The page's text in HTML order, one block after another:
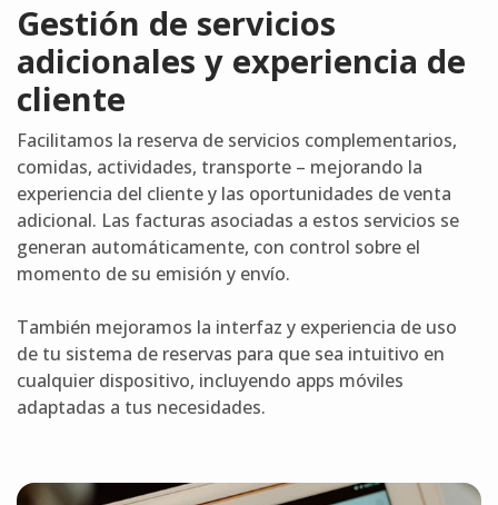
Gestión de servicios
adicionales y experiencia de
cliente
Facilitamos la reserva de servicios complementarios,
comidas, actividades, transporte – mejorando la
experiencia del cliente y las oportunidades de venta
adicional. Las facturas asociadas a estos servicios se
generan automáticamente, con control sobre el
momento de su emisión y envío.
También mejoramos la interfaz y experiencia de uso
de tu sistema de reservas para que sea intuitivo en
cualquier dispositivo, incluyendo apps móviles
adaptadas a tus necesidades.